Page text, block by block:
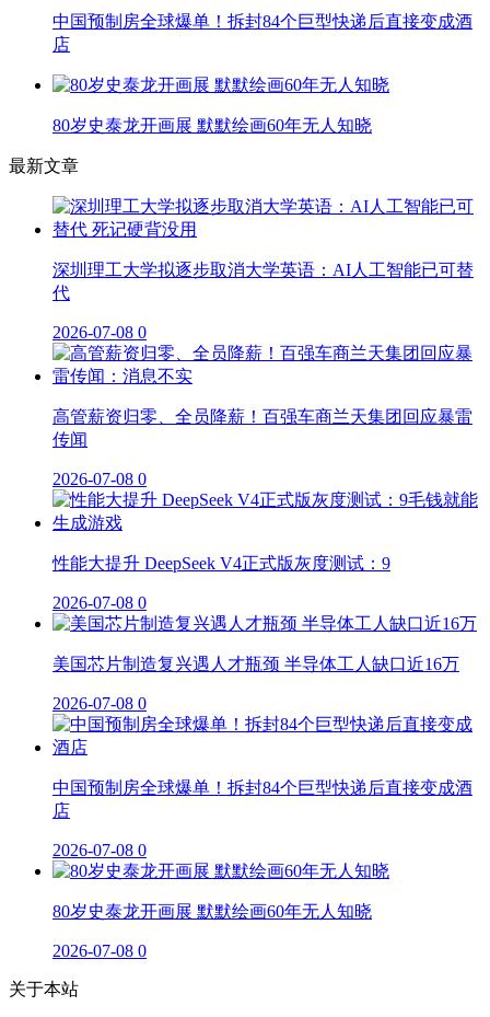
中国预制房全球爆单！拆封84个巨型快递后直接变成酒
店
80岁史泰龙开画展 默默绘画60年无人知晓
最新文章
深圳理工大学拟逐步取消大学英语：AI人工智能已可替
代
2026-07-08 0
高管薪资归零、全员降薪！百强车商兰天集团回应暴雷
传闻
2026-07-08 0
性能大提升 DeepSeek V4正式版灰度测试：9
2026-07-08 0
美国芯片制造复兴遇人才瓶颈 半导体工人缺口近16万
2026-07-08 0
中国预制房全球爆单！拆封84个巨型快递后直接变成酒
店
2026-07-08 0
80岁史泰龙开画展 默默绘画60年无人知晓
2026-07-08 0
关于本站